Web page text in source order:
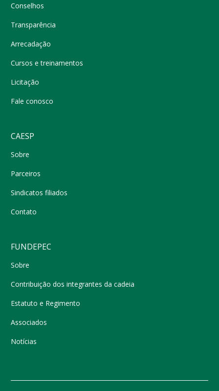
Conselhos
Transparência
Arrecadação
Cursos e treinamentos
Licitação
Fale conosco
CAESP
Sobre
Parceiros
Sindicatos filiados
Contato
FUNDEPEC
Sobre
Contribuição dos integrantes da cadeia
Estatuto e Regimento
Associados
Notícias